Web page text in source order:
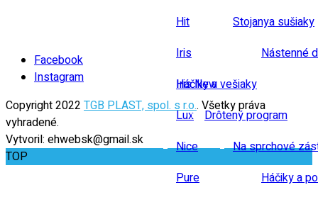
Hit
Iris
Iris New
Lux
Nice
Pure
Stojanya sušiaky
Nástenné
Háčiky a vešiaky
Drôtený program
Na sprchové
Háčiky a
Facebook
Instagram
Copyright 2022 TGB PLAST, spol. s r.o.. Všetky práva
vyhradené.
Vytvoril: ehwebsk@gmail.sk
TOP